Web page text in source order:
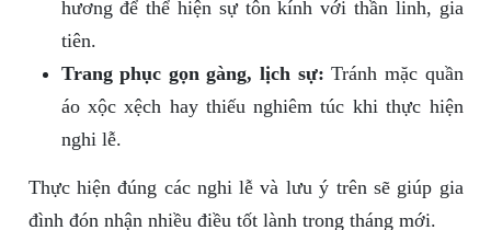
hương để thể hiện sự tôn kính với thần linh, gia
tiên.
Trang phục gọn gàng, lịch sự: Tránh mặc quần
áo xộc xệch hay thiếu nghiêm túc khi thực hiện
nghi lễ.
Thực hiện đúng các nghi lễ và lưu ý trên sẽ giúp gia
đình đón nhận nhiều điều tốt lành trong tháng mới.